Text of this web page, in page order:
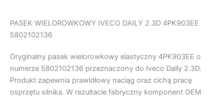
PASEK WIELOROWKOWY IVECO DAILY 2.3D 4PK903EE
5802102136
Oryginalny pasek wielorowkowy elastyczny 4PK903EE o
numerze 5802102136 przeznaczony do Iveco Daily 2.3D.
Produkt zapewnia prawidłowy naciąg oraz cichą pracę
osprzętu silnika. W rezultacie fabryczny komponent OEM